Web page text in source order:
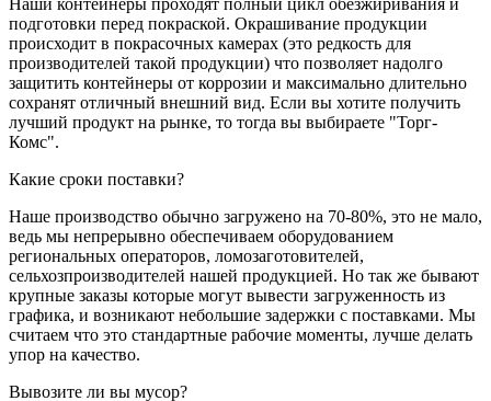
подготовки перед покраской. Окрашивание продукции
происходит в покрасочных камерах (это редкость для
производителей такой продукции) что позволяет надолго
защитить контейнеры от коррозии и максимально длительно
сохранят отличный внешний вид. Если вы хотите получить
лучший продукт на рынке, то тогда вы выбираете "Торг-
Комс".
Какие сроки поставки?
Наше производство обычно загружено на 70-80%, это не мало,
ведь мы непрерывно обеспечиваем оборудованием
региональных операторов, ломозаготовителей,
сельхозпроизводителей нашей продукцией. Но так же бывают
крупные заказы которые могут вывести загруженность из
графика, и возникают небольшие задержки с поставками. Мы
считаем что это стандартные рабочие моменты, лучше делать
упор на качество.
Вывозите ли вы мусор?